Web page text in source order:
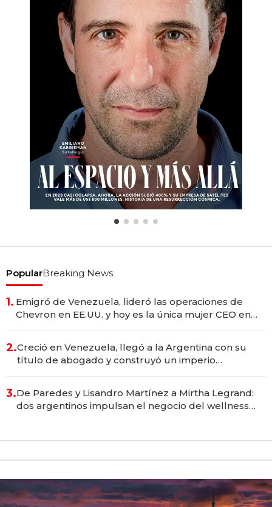
PopularBreaking News
1. Emigró de Venezuela, lideró las operaciones de
Chevron en EE.UU. y hoy es la única mujer CEO en
2.Creció en Venezuela, llegó a la Argentina con su
título de abogado y construyó un imperio
3.De Paredes y Lisandro Martínez a Mirtha Legrand:
dos argentinos impulsan el negocio del wellness